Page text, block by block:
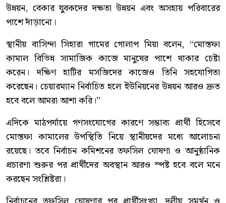
উন্নয়ন, বেকার যুবকদের দক্ষতা উন্নয়ন এবং অসহায় পরিবারের
পাশে দাঁড়ানো।
স্থানীয় বাসিন্দা সিহারা গামের গোলাপ মিয়া বলেন, “মোস্তফা
কামাল বিভিন্ন সামাজিক কাজে মানুষের পাশে থাকার চেষ্টা
করেন। দক্ষিণ হাটির মসজিদের কাজেও তিনি সহযোগিতা
করেছেন। চেয়ারম্যান নির্বাচিত হলে ইউনিয়নের উন্নয়ন আরও দ্রুত
হবে বলে আমরা আশা করি।”
এদিকে মাঠপর্যায়ে গণসংযোগের কারণে সম্ভাব্য প্রার্থী হিসেবে
মোস্তফা কামালের উপস্থিতি নিয়ে স্থানীয়দের মধ্যে আলোচনা
রয়েছে। তবে নির্বাচন কমিশনের তফসিল ঘোষণা ও আনুষ্ঠানিক
প্রচারণা শুরুর পর প্রার্থীদের অবস্থান আরও স্পষ্ট হবে বলে মনে
করছেন সংশ্লিষ্টরা।